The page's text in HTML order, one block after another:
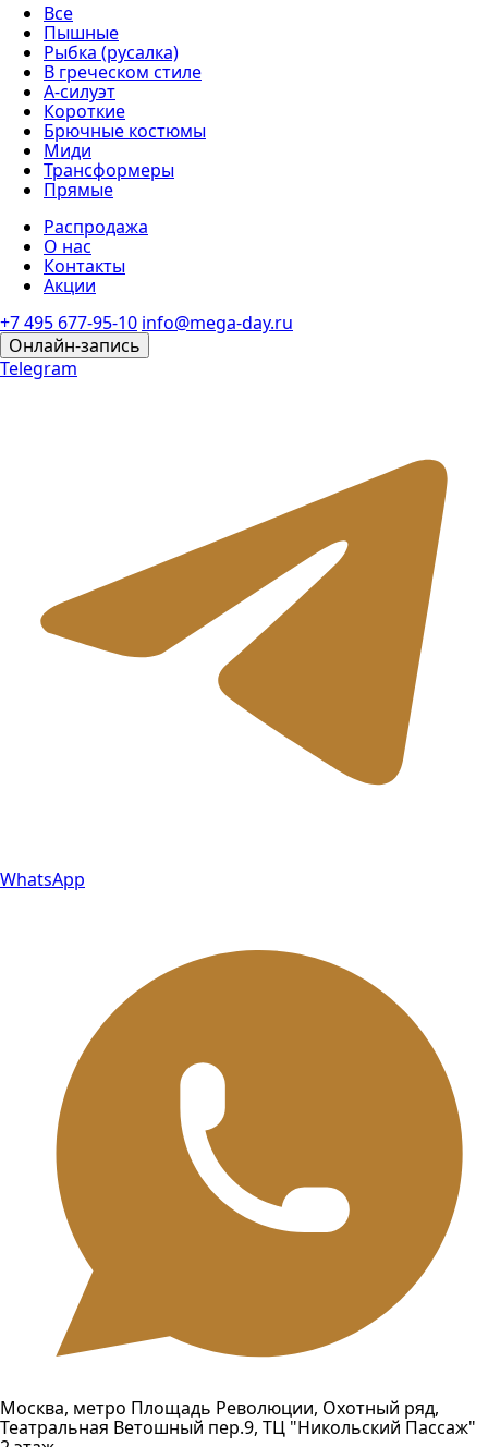
Все
Пышные
Рыбка (русалка)
В греческом стиле
А-силуэт
Короткие
Брючные костюмы
Миди
Трансформеры
Прямые
Распродажа
О нас
Контакты
Акции
+7 495 677-95-10 info@mega-day.ru
Онлайн-запись
Telegram
WhatsApp
Москва, метро Площадь Революции, Охотный ряд,
Театральная Ветошный пер.9, ТЦ "Никольский Пассаж"